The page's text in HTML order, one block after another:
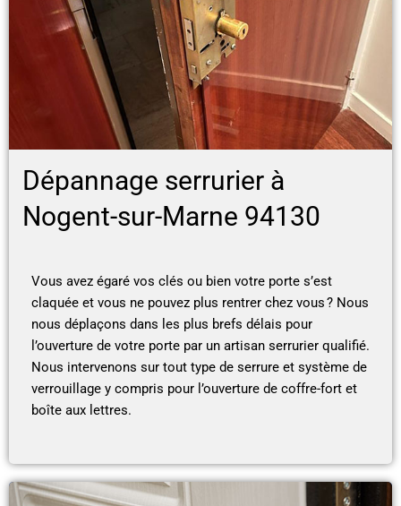
Dépannage serrurier à
Nogent-sur-Marne 94130
Vous avez égaré vos clés ou bien votre porte s’est
claquée et vous ne pouvez plus rentrer chez vous ? Nous
nous déplaçons dans les plus brefs délais pour
l’ouverture de votre porte par un artisan serrurier qualifié.
Nous intervenons sur tout type de serrure et système de
verrouillage y compris pour l’ouverture de coffre-fort et
boîte aux lettres.